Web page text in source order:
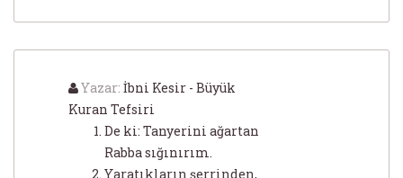
Yazar: İbni Kesir - Büyük
Kuran Tefsiri
De ki: Tanyerini ağartan
Rabba sığınırım.
Yaratıkların şerrinden,